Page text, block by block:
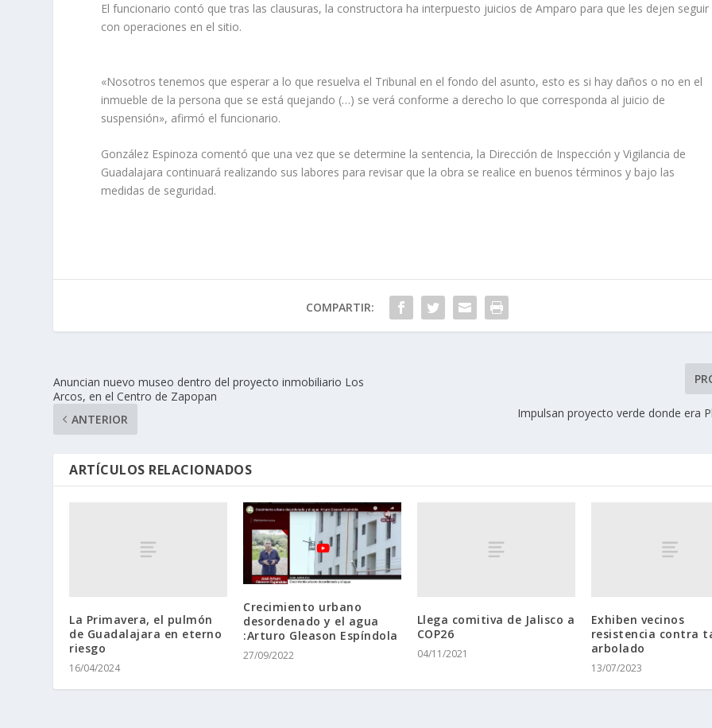
El funcionario contó que tras las clausuras, la constructora ha interpuesto juicios de Amparo para que les dejen seguir
con operaciones en el sitio.
«Nosotros tenemos que esperar a lo que resuelva el Tribunal en el fondo del asunto, esto es si hay daños o no en el
inmueble de la persona que se está quejando (…) se verá conforme a derecho lo que corresponda al juicio de
suspensión», afirmó el funcionario.
González Espinoza comentó que una vez que se determine la sentencia, la Dirección de Inspección y Vigilancia de
Guadalajara continuará realizando sus labores para revisar que la obra se realice en buenos términos y bajo las
medidas de seguridad.
COMPARTIR:
Anuncian nuevo museo dentro del proyecto inmobiliario Los
Arcos, en el Centro de Zapopan
ANTERIOR
Impulsan proyecto verde donde era
ARTÍCULOS RELACIONADOS
La Primavera, el pulmón
de Guadalajara en eterno
riesgo
16/04/2024
Crecimiento urbano
desordenado y el agua
:Arturo Gleason Espíndola
27/09/2022
Llega comitiva de Jalisco a
COP26
04/11/2021
Exhiben vecinos
resistencia contra
arbolado
13/07/2023